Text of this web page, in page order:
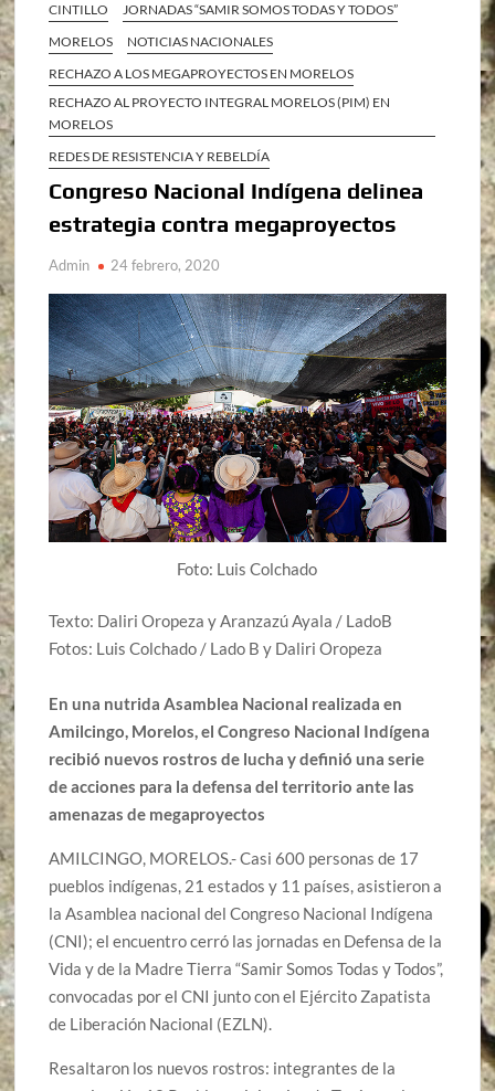
CINTILLO
JORNADAS “SAMIR SOMOS TODAS Y TODOS”
MORELOS
NOTICIAS NACIONALES
RECHAZO A LOS MEGAPROYECTOS EN MORELOS
RECHAZO AL PROYECTO INTEGRAL MORELOS (PIM) EN
MORELOS
REDES DE RESISTENCIA Y REBELDÍA
Congreso Nacional Indígena delinea
estrategia contra megaproyectos
Admin 24 febrero, 2020
Foto: Luis Colchado
Texto: Daliri Oropeza y Aranzazú Ayala / LadoB
Fotos: Luis Colchado / Lado B y Daliri Oropeza
En una nutrida Asamblea Nacional realizada en
Amilcingo, Morelos, el Congreso Nacional Indígena
recibió nuevos rostros de lucha y definió una serie
de acciones para la defensa del territorio ante las
amenazas de megaproyectos
AMILCINGO, MORELOS.- Casi 600 personas de 17
pueblos indígenas, 21 estados y 11 países, asistieron a
la Asamblea nacional del Congreso Nacional Indígena
(CNI); el encuentro cerró las jornadas en Defensa de la
Vida y de la Madre Tierra “Samir Somos Todas y Todos”,
convocadas por el CNI junto con el Ejército Zapatista
de Liberación Nacional (EZLN).
Resaltaron los nuevos rostros: integrantes de la